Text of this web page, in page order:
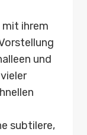
mit ihrem
und
subtilere,